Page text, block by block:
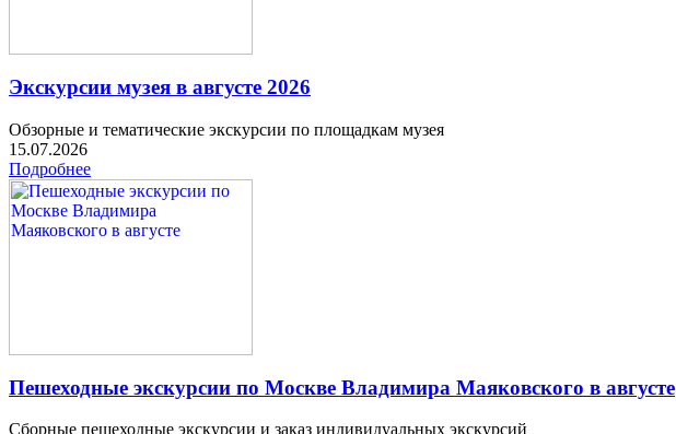
Экскурсии музея в августе 2026
Обзорные и тематические экскурсии по площадкам музея
15.07.2026
Подробнее
Пешеходные экскурсии по Москве Владимира Маяковского в августе
Сборные пешеходные экскурсии и заказ индивидуальных экскурсий